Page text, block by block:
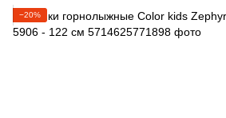
−20%